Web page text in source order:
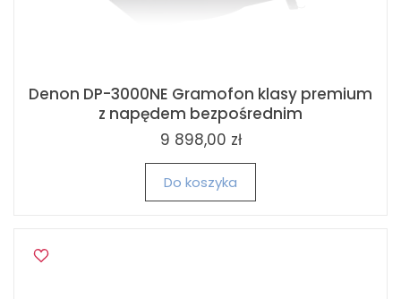
Denon DP-3000NE Gramofon klasy premium
z napędem bezpośrednim
9 898,00 zł
Do koszyka